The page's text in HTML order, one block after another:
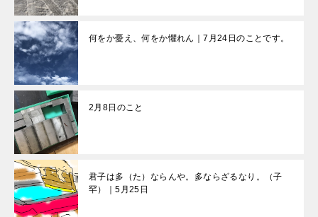
何をか憂え、何をか懼れん｜7月24日のことです。
2月8日のこと
君子は多（た）ならんや。多ならざるなり。（子
罕）｜5月25日